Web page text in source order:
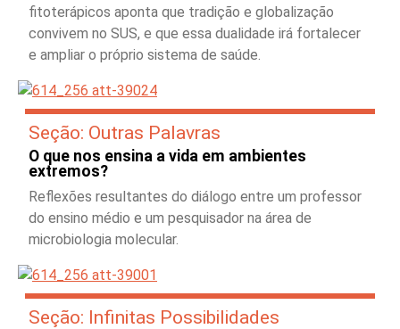
fitoterápicos aponta que tradição e globalização
convivem no SUS, e que essa dualidade irá fortalecer
e ampliar o próprio sistema de saúde.
Seção: Outras Palavras
O que nos ensina a vida em ambientes
extremos?
Reflexões resultantes do diálogo entre um professor
do ensino médio e um pesquisador na área de
microbiologia molecular.
Seção: Infinitas Possibilidades